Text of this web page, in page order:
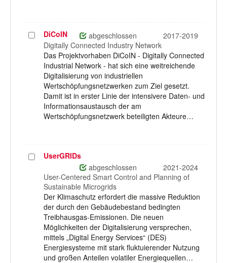
Projekt
auswählen
DiCoIN abgeschlossen
2017-2019
Digitally Connected Industry Network
Das Projektvorhaben DiCoIN - Digitally Connected
Industrial Network - hat sich eine weitreichende
Digitalisierung von industriellen
Wertschöpfungsnetzwerken zum Ziel gesetzt.
Damit ist in erster Linie der intensivere Daten- und
Informationsaustausch der am
Wertschöpfungsnetzwerk beteiligten Akteure…
ProjektUserGRIDs
abgeschlossen
2021-2024
User-Centered Smart Control and Planning of
Sustainable Microgrids
Der Klimaschutz erfordert die massive Reduktion
der durch den Gebäudebestand bedingten
Treibhausgas-Emissionen. Die neuen
Möglichkeiten der Digitalisierung versprechen,
mittels „Digital Energy Services“ (DES)
Energiesysteme mit stark fluktuierender Nutzung
und großen Anteilen volatiler Energiequellen…